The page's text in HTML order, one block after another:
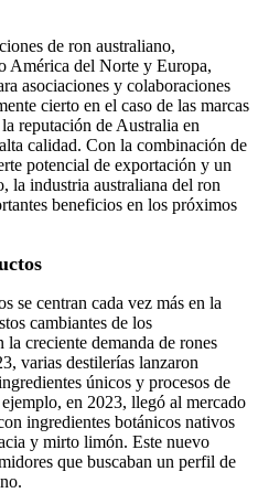
de ron australiano,
América del Norte y Europa,
asociaciones y colaboraciones
cierto en el caso de las marcas
reputación de Australia en
calidad. Con la combinación de
potencial de exportación y un
la industria australiana del ron
beneficios en los próximos
se centran cada vez más en la
cambiantes de los
creciente demanda de rones
varias destilerías lanzaron
únicos y procesos de
en 2023, llegó al mercado
ingredientes botánicos nativos
y mirto limón. Este nuevo
que buscaban un perfil de